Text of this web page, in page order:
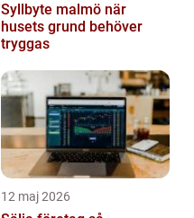
Syllbyte malmö när
husets grund behöver
tryggas
12 maj 2026